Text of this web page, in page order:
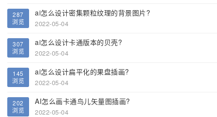
287
浏览
ai怎么设计密集颗粒纹理的背景图片?
2022-05-04
307
浏览
ai怎么设计卡通版本的贝壳?
2022-05-04
145
浏览
ai怎么设计扁平化的果盘插画?
2022-05-04
202
浏览
AI怎么画卡通鸟儿矢量图插画?
2022-05-04